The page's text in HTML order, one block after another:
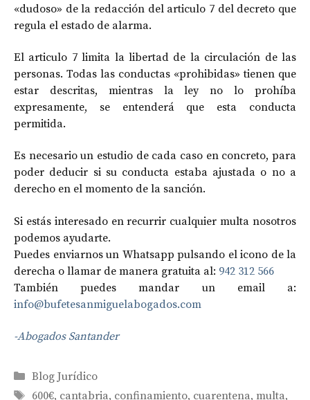
«dudoso» de la redacción del articulo 7 del decreto que
regula el estado de alarma.
El articulo 7 limita la libertad de la circulación de las
personas. Todas las conductas «prohibidas» tienen que
estar descritas, mientras la ley no lo prohíba
expresamente, se entenderá que esta conducta
permitida.
Es necesario un estudio de cada caso en concreto, para
poder deducir si su conducta estaba ajustada o no a
derecho en el momento de la sanción.
Si estás interesado en recurrir cualquier multa nosotros
podemos ayudarte.
Puedes enviarnos un Whatsapp pulsando el icono de la
derecha o llamar de manera gratuita al: 942 312 566
También puedes mandar un email a:
info@bufetesanmiguelabogados.com
-Abogados Santander
Categorías
Blog Jurídico
Etiquetas
600€, cantabria, confinamiento, cuarentena, multa,